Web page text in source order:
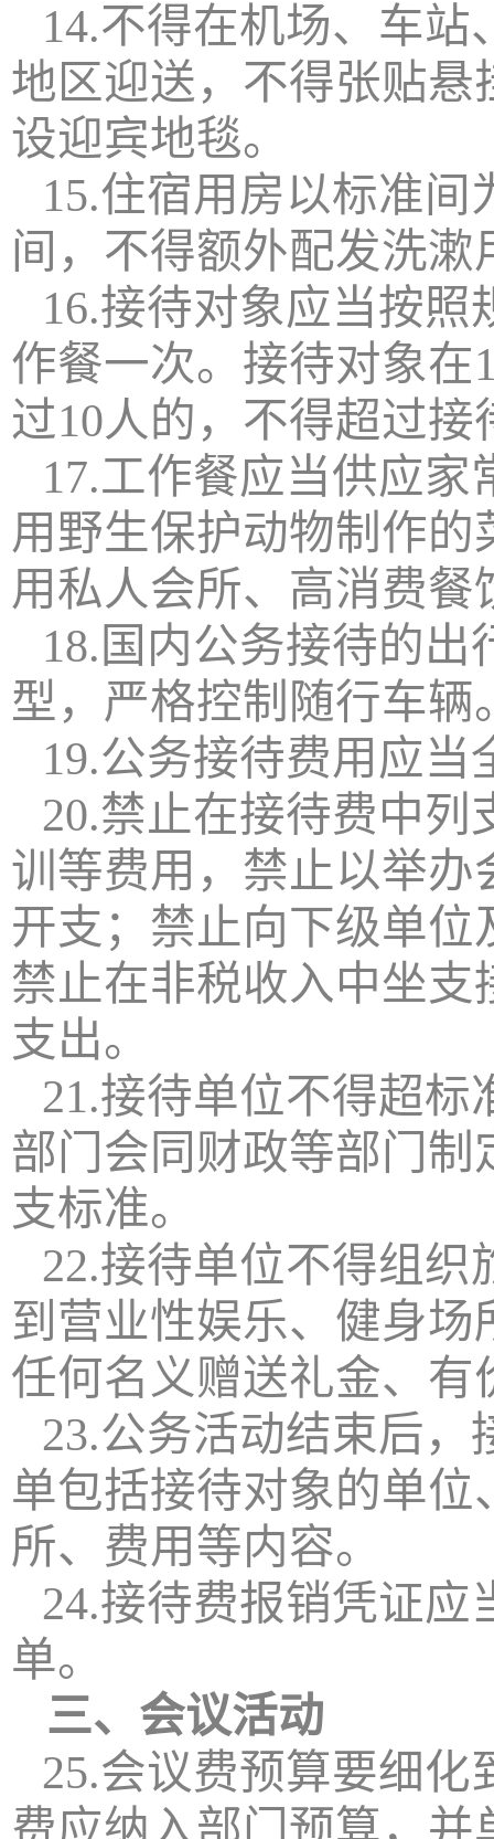
14.不得在机场、车
地区迎送，不得张贴
设迎宾地毯。
15.住宿用房以标准
间，不得额外配发洗漱
16.接待对象应当按
作餐一次。接待对象在
过10人的，不得超过
17.工作餐应当供应
用野生保护动物制作
用私人会所、高消费餐
18.国内公务接待的
型，严格控制随行车辆
19.公务接待费用应
20.禁止在接待费中
训等费用，禁止以举
开支；禁止向下级单
禁止在非税收入中坐
支出。
21.接待单位不得超
部门会同财政等部门
支标准。
22.接待单位不得组
到营业性娱乐、健身
任何名义赠送礼金、
23.公务活动结束后
单包括接待对象的单
所、费用等内容。
24.接待费报销凭证
单。
三、会议活动
25.会议费预算要细